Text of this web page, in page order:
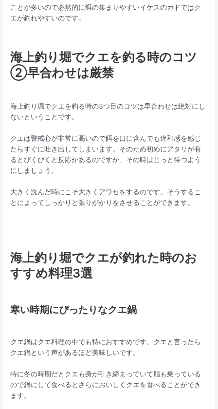
ことが多いので必然的に餌の集まりやすいイケスのカドではク
エが釣れやすいのです。
海上釣り堀でクエを釣る時のコツ
②早合わせは厳禁
海上釣り堀でクエを釣る時の3つ目のコツは早合わせは絶対にし
ないということです。
クエは警戒心が非常に高いので餌を口に含んでも違和感を感じ
たらすぐに吐き出してしまいます。そのため初めにアタリが有
るとぴくぴくと反応があるのですが、その時はじっと待つよう
にしましょう。
大きく沈んだ時にこそ大きくアワセをするのです。そうするこ
とによってしっかりと張りがかりをさせることができます。
海上釣り堀でクエが釣れた時のお
すすめ料理3選
寒い時期にぴったりなクエ鍋
クエ鍋はクエ料理の中でも特におすすめです。クエと言ったら
クエ鍋という声があるほど美味しいです。
特に冬の時期だとクエも身が引き締まっていて脂も乗っている
ので鍋にして食べるとさらにおいしくクエを食べることができ
ます。